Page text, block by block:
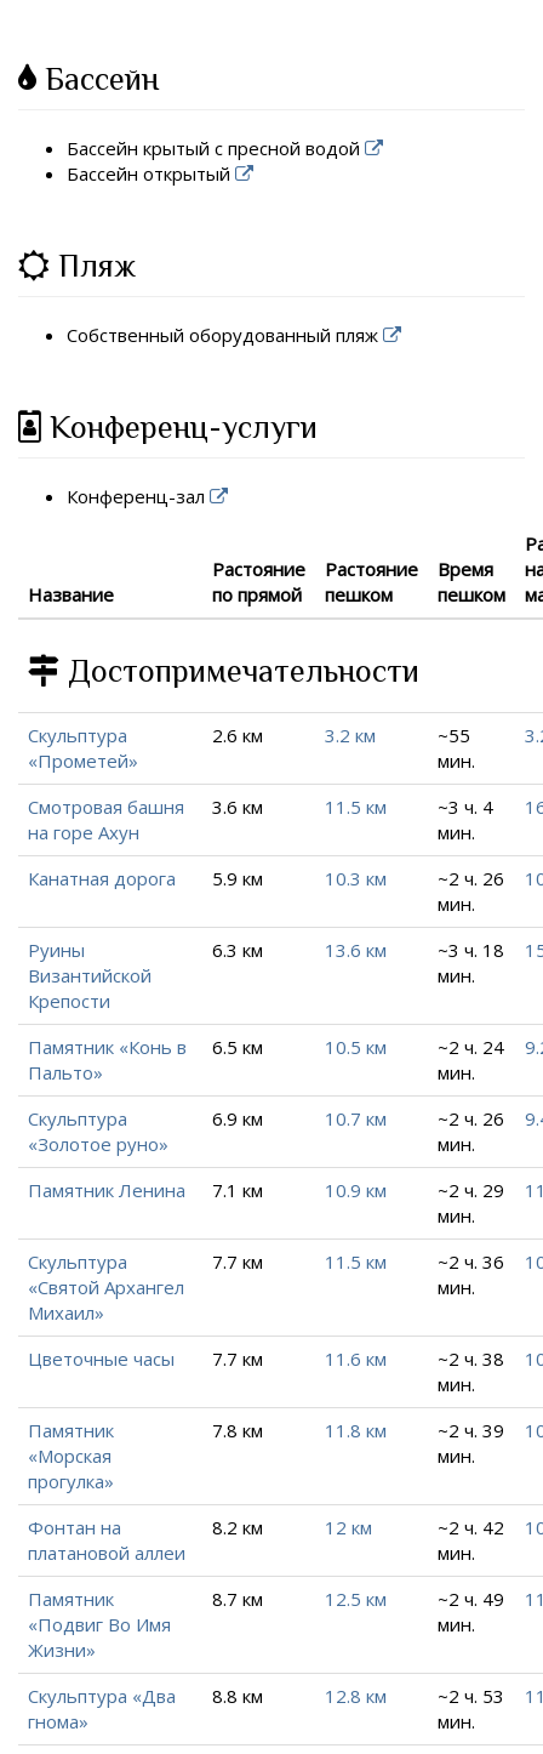
Бассейн
Бассейн крытый с пресной водой
Бассейн открытый
Пляж
Собственный оборудованный пляж
Конференц-услуги
Конференц-зал
Название
Растояние
по прямой
Растояние
пешком
Время
пешком
Достопримечательности
Скульптура
«Прометей»
2.6 км 3.2 км
~55
мин.
Смотровая башня
на горе Ахун
3.6 км 11.5 км
~3 ч. 4
мин.
Канатная дорога 5.9 км 10.3 км
~2 ч. 26
мин.
Руины
Византийской
Крепости
6.3 км 13.6 км
~3 ч. 18
мин.
Памятник «Конь в
Пальто»
6.5 км 10.5 км
~2 ч. 24
мин.
Скульптура
«Золотое руно»
6.9 км 10.7 км
~2 ч. 26
мин.
Памятник Ленина 7.1 км 10.9 км
~2 ч. 29
мин.
Скульптура
«Святой Архангел
Михаил»
7.7 км 11.5 км
~2 ч. 36
мин.
Цветочные часы 7.7 км 11.6 км
~2 ч. 38
мин.
Памятник
«Морская
прогулка»
7.8 км 11.8 км
~2 ч. 39
мин.
Фонтан на
платановой аллеи
8.2 км 12 км
~2 ч. 42
мин.
Памятник
«Подвиг Во Имя
Жизни»
8.7 км 12.5 км
~2 ч. 49
мин.
Скульптура «Два
гнома»
8.8 км 12.8 км
~2 ч. 53
мин.